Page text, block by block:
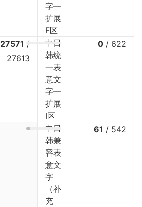
字—
扩展
F区
27571 /
27613
中日
韩统
一表
意文
字—
扩展
I区
0 / 622
中日
韩兼
容表
意文
字
（补
充
61 / 542